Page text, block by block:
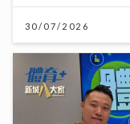
30/07/2026